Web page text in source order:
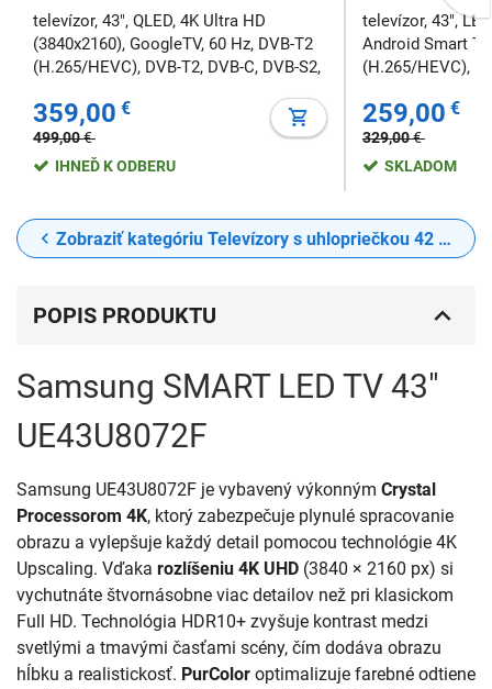
televízor, 43", QLED, 4K Ultra HD
(3840x2160), GoogleTV, 60 Hz, DVB-T2
(H.265/HEVC), DVB-T2, DVB-C, DVB-S2,
WEB prehliadač, CI/CI+ Slot, 200×200
mm
359,00 €
499,00€
IHNEĎ K ODBERU
televízor, 43",
Android Smart
(H.265/HEVC),
WEB prehliadač,
mm
259,00 €
329,00€
SKLADOM
Zobraziť kategóriu Televízory s uhlopriečkou 42 až 49" (106 - 124 cm)
POPIS PRODUKTU
Samsung SMART LED TV 43"
UE43U8072F
Samsung UE43U8072F je vybavený výkonným Crystal
Processorom 4K, ktorý zabezpečuje plynulé spracovanie
obrazu a vylepšuje každý detail pomocou technológie 4K
Upscaling. Vďaka rozlíšeniu 4K UHD (3840 × 2160 px) si
vychutnáte štvornásobne viac detailov než pri klasickom
Full HD. Technológia HDR10+ zvyšuje kontrast medzi
svetlými a tmavými časťami scény, čím dodáva obrazu
hĺbku a realistickosť. PurColor optimalizuje farebné odtiene